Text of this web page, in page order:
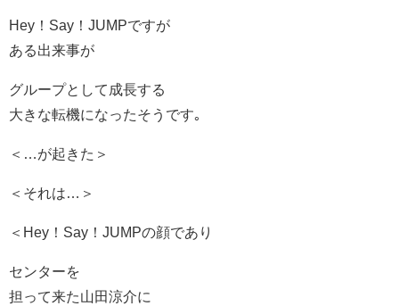
Hey！Say！JUMPですが
ある出来事が
グループとして成長する
大きな転機になったそうです｡
＜…が起きた＞
＜それは…＞
＜Hey！Say！JUMPの顔であり
センターを
担って来た山田涼介に